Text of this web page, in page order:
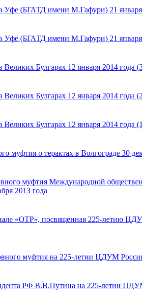
Уфе (БГАТД имени М.Гафури) 21 января
Уфе (БГАТД имени М.Гафури) 21 января
Булгарах 12 января 2014 года
Булгарах 12 января 2014 года
Булгарах 12 января 2014 года
муфтия о терактах в Волгограде 30
муфтия Международной
2013 года
«ОТР», посвященная 225-летию
муфтия на 225-летии ЦДУМ
РФ В.В.Путина на 225-летии